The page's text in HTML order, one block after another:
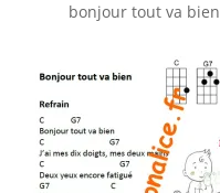
bonjour tout va bien